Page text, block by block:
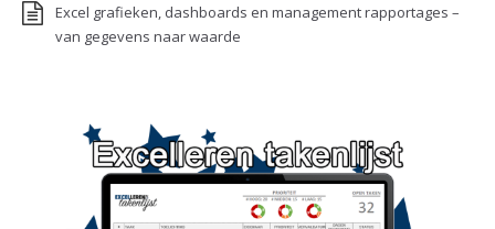
Excel grafieken, dashboards en management rapportages –
van gegevens naar waarde